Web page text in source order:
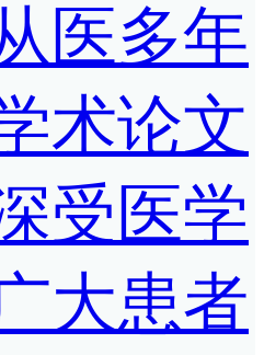
医多年
术论文
受医学
大患者